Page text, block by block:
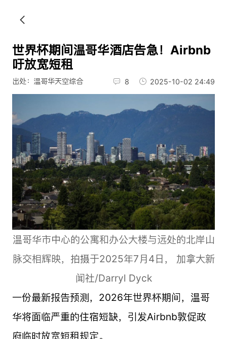
世界杯期间温哥华酒店告急！Airbnb
吁放宽短租
出处：温哥华天空综合 8 2025-10-02 24:49
温哥华市中心的公寓和办公大楼与远处的北岸山
脉交相辉映，拍摄于2025年7月4日， 加拿大新
闻社/Darryl Dyck
一份最新报告预测，2026年世界杯期间，温哥
华将面临严重的住宿短缺，引发Airbnb敦促政
府临时放宽短租规定。